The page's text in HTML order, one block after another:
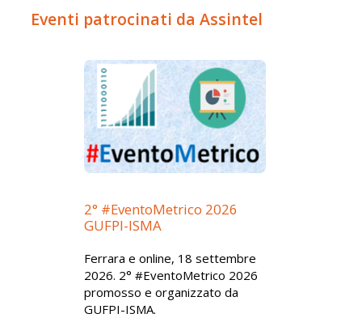
Eventi patrocinati da Assintel
2° #EventoMetrico 2026
GUFPI-ISMA
Ferrara e online, 18 settembre
2026. 2° #EventoMetrico 2026
promosso e organizzato da
GUFPI-ISMA.